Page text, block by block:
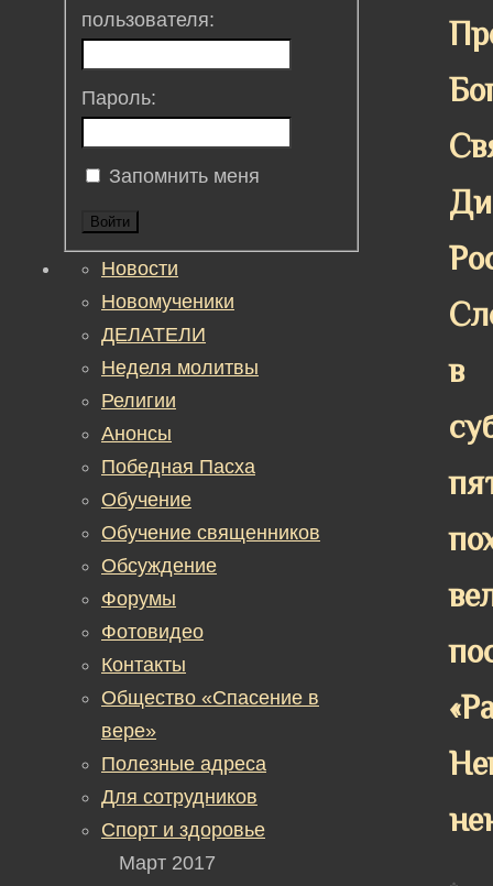
в
пользователя:
Пароль:
Запомнить меня
Войти
Новости
Новомученики
ДЕЛАТЕЛИ
Неделя молитвы
Религии
Анонсы
Победная Пасха
Обучение
Обучение священников
Обсуждение
Форумы
Фотовидео
Контакты
Общество «Спасение в
вере»
Полезные адреса
Для сотрудников
Спорт и здоровье
Март 2017